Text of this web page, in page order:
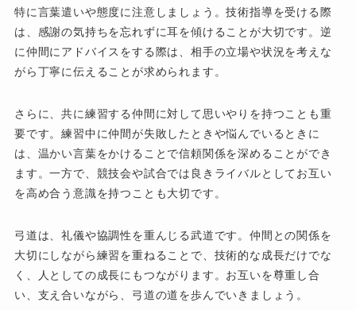
特に言葉遣いや態度に注意しましょう。技術指導を受ける際
は、感謝の気持ちを忘れずに耳を傾けることが大切です。逆
に仲間にアドバイスをする際は、相手の立場や状況を考えな
がら丁寧に伝えることが求められます。
さらに、共に練習する仲間に対して思いやりを持つことも重
要です。練習中に仲間が失敗したときや悩んでいるときに
は、温かい言葉をかけることで信頼関係を深めることができ
ます。一方で、競技会や試合では良きライバルとしてお互い
を高め合う意識を持つことも大切です。
弓道は、礼儀や協調性を重んじる武道です。仲間との関係を
大切にしながら練習を重ねることで、技術的な成長だけでな
く、人としての成長にもつながります。お互いを尊重し合
い、支え合いながら、弓道の道を歩んでいきましょう。